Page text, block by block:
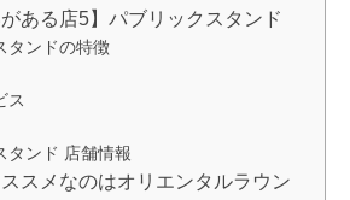
がある店5】パブリックスタンド
タンドの特徴
ス
タンド 店舗情報
スメなのはオリエンタルラウン